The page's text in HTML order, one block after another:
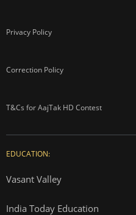
Privacy Policy
Correction Policy
T&Cs for AajTak HD Contest
EDUCATION:
Vasant Valley
India Today Education